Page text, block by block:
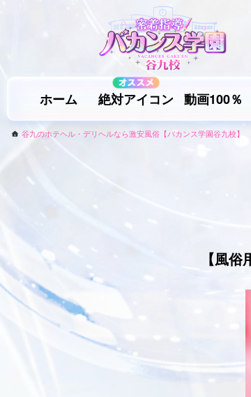
ホーム 絶対アイコン 動画100％
谷九のホテヘル・デリヘルなら激安風俗【バカンス学園谷九校】
【風